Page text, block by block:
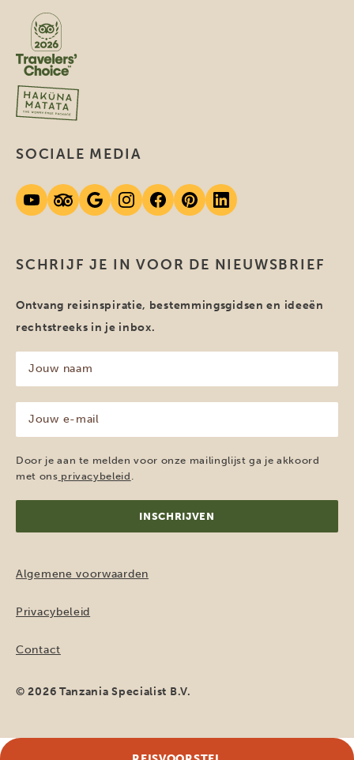
SCHRIJF JE IN VOOR DE NIEUWSBRIEF
Ontvang reisinspiratie, bestemmingsgidsen en ideeën
rechtstreeks in je inbox.
naam
(Vereist)
mailadres
(Vereist)
Door je aan te melden voor onze mailinglijst ga je akkoord
met ons privacybeleid .
SOCIALE MEDIA
Algemene voorwaarden
Privacybeleid
Contact
© 2026 Tanzania Specialist B.V.